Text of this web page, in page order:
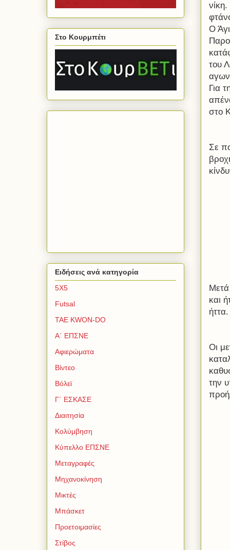
Ο
του
Για
στο
Σε
και
ήττα.
Οι
την
Στο Κουρμπέτι
Ειδήσεις ανά κατηγορία
5Χ5
Futsal
TAE KWON-DO
Α΄ ΕΠΣΝΕ
Αφιερώματα
Βίντεο
Βόλεϊ
Γ΄ ΕΣΚΑΣΕ
Διαιτησία
Κολύμβηση
Κύπελλο ΕΠΣΝΕ
Μεταγραφές
Μηχανοκίνηση
Μικτές
Μπάσκετ
Προετοιμασίες
Στίβος